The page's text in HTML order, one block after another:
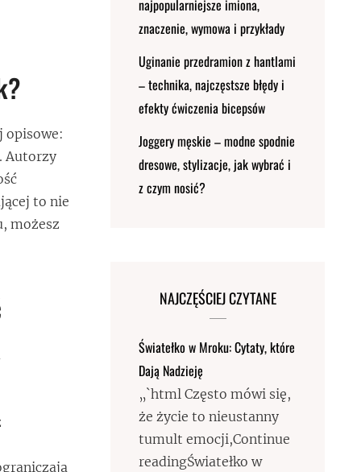
opisowe:
Autorzy
to nie
możesz
najpopularniejsze imiona,
znaczenie, wymowa i przykłady
Uginanie przedramion z hantlami
– technika, najczęstsze błędy i
efekty ćwiczenia bicepsów
Joggery męskie – modne spodnie
dresowe, stylizacje, jak wybrać i
z czym nosić?
NAJCZĘŚCIEJ CZYTANE
Światełko w Mroku: Cytaty, które
Dają Nadzieję
„`html Często mówi się,
że życie to nieustanny
tumult emocji,Continue
readingŚwiatełko w